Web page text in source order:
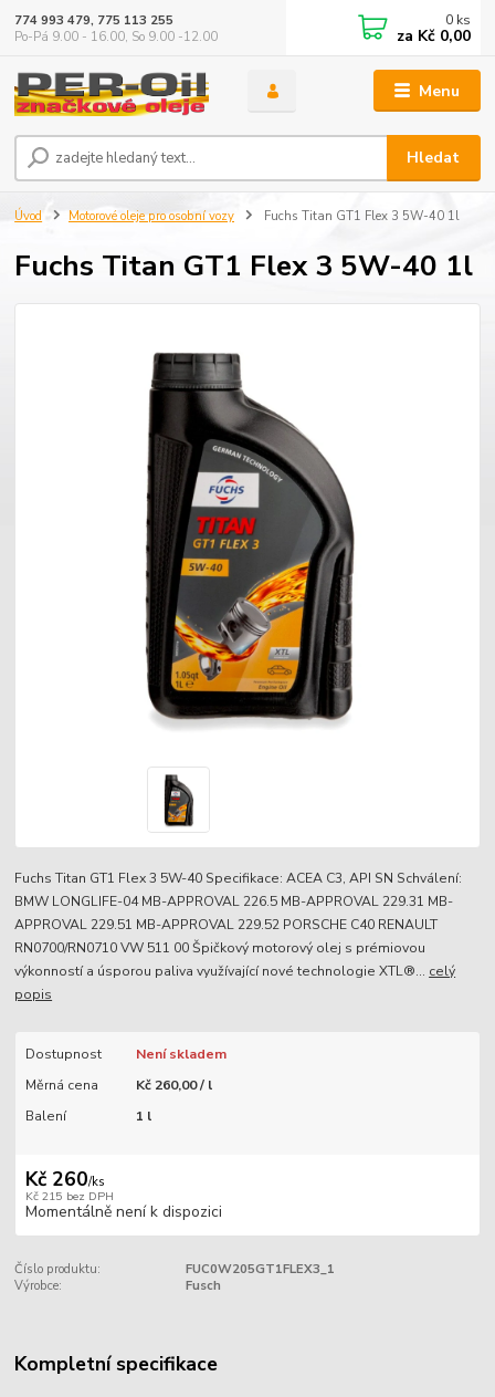
Menu
Hledat
774 993 479, 775 113 255
Po-Pá 9.00 - 16.00, So 9.00 -12.00
0 ks
za Kč 0,00
Úvod Motorové oleje pro osobní vozy Fuchs Titan GT1 Flex 3 5W-40 1l
Fuchs Titan GT1 Flex 3 5W-40 1l
Fuchs Titan GT1 Flex 3 5W-40 Specifikace: ACEA C3, API SN Schválení:
BMW LONGLIFE-04 MB-APPROVAL 226.5 MB-APPROVAL 229.31 MB-
APPROVAL 229.51 MB-APPROVAL 229.52 PORSCHE C40 RENAULT
RN0700/RN0710 VW 511 00 Špičkový motorový olej s prémiovou
výkonností a úsporou paliva využívající nové technologie XTL®... celý
popis
Dostupnost
Není skladem
Měrná cena
Kč 260,00 / l
Balení
1 l
Kč 260/ks
Kč 215 bez DPH
Momentálně není k dispozici
Číslo produktu:
FUC0W205GT1FLEX3_1
Výrobce:
Fusch
Kompletní specifikace